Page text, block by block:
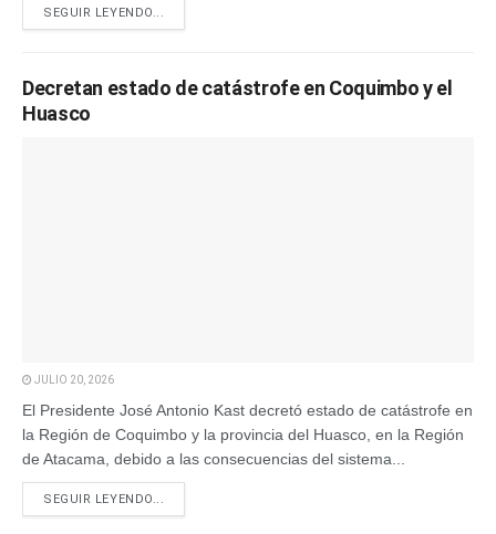
SEGUIR LEYENDO...
Decretan estado de catástrofe en Coquimbo y el
Huasco
JULIO 20, 2026
El Presidente José Antonio Kast decretó estado de catástrofe en
la Región de Coquimbo y la provincia del Huasco, en la Región
de Atacama, debido a las consecuencias del sistema...
SEGUIR LEYENDO...